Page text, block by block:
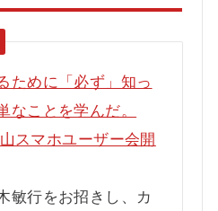
ために「必ず」知っ
なことを学んだ。
スマホユーザー会開
敏行をお招きし、カ